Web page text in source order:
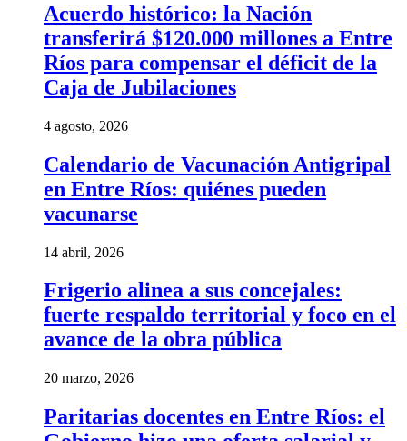
Acuerdo histórico: la Nación
transferirá $120.000 millones a Entre
Ríos para compensar el déficit de la
Caja de Jubilaciones
4 agosto, 2026
Calendario de Vacunación Antigripal
en Entre Ríos: quiénes pueden
vacunarse
14 abril, 2026
Frigerio alinea a sus concejales:
fuerte respaldo territorial y foco en el
avance de la obra pública
20 marzo, 2026
Paritarias docentes en Entre Ríos: el